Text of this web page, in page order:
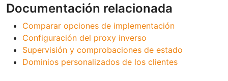
Documentación relacionada
Comparar opciones de implementación
Configuración del proxy inverso
Supervisión y comprobaciones de estado
Dominios personalizados de los clientes